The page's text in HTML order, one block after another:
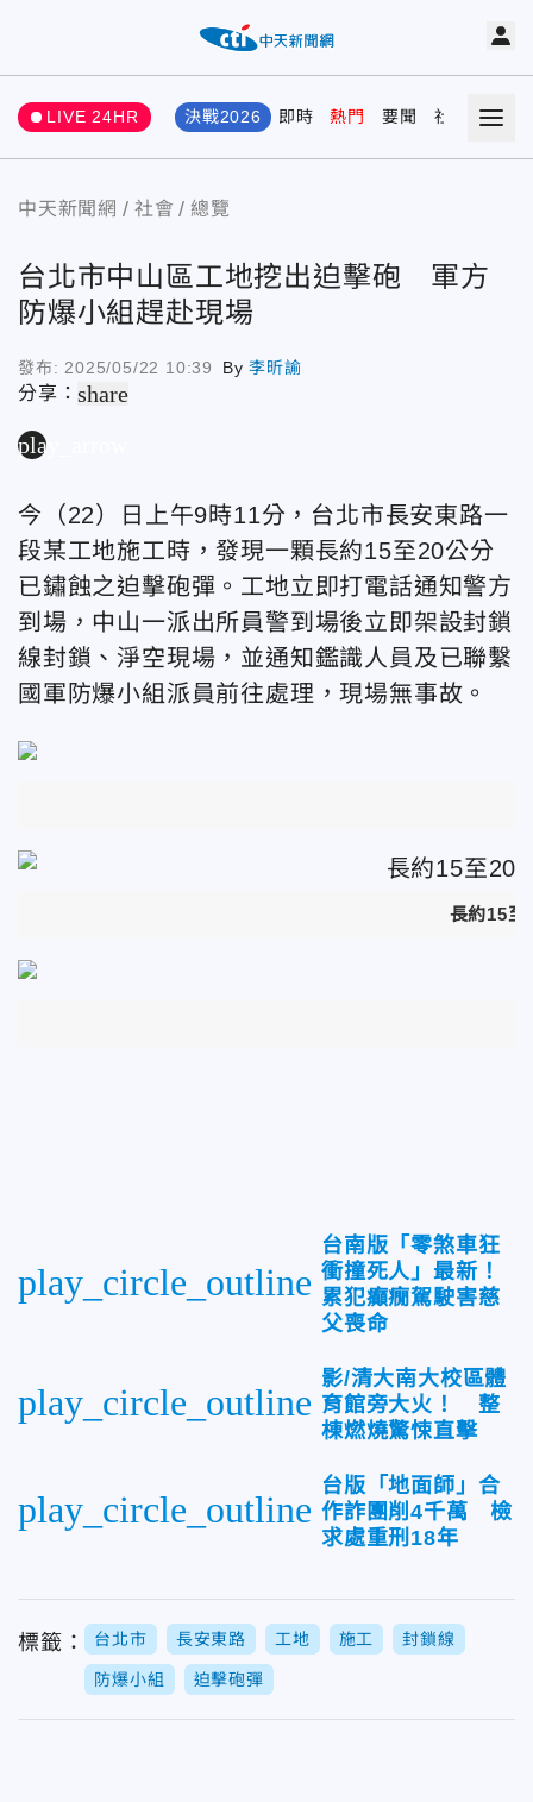
LIVE 24HR 決戰2026 即時 熱門 要聞 社會 娛樂
中天新聞網 社會 總覽
台北市中山區工地挖出迫擊砲 軍方
防爆小組趕赴現場
發布: 2025/05/22 10:39 By李昕諭
分享：share
play_arrow
今（22）日上午9時11分，台北市長安東路一
段某工地施工時，發現一顆長約15至20公分
已鏽蝕之迫擊砲彈。工地立即打電話通知警方
到場，中山一派出所員警到場後立即架設封鎖
線封鎖、淨空現場，並通知鑑識人員及已聯繫
國軍防爆小組派員前往處理，現場無事故。
長約15至
play_circle_outline
台南版「零煞車狂
衝撞死人」最新！
累犯癲癇駕駛害慈
父喪命
play_circle_outline
影/清大南大校區體
育館旁大火！ 整
棟燃燒驚悚直擊
play_circle_outline
台版「地面師」合
作詐團削4千萬 檢
求處重刑18年
標籤： 台北市 長安東路 工地 施工 封鎖線
防爆小組 迫擊砲彈